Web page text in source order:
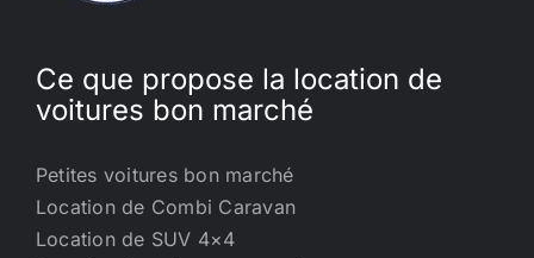
Ce que propose la location de
voitures bon marché
Petites voitures bon marché
Location de Combi Caravan
Location de SUV 4×4